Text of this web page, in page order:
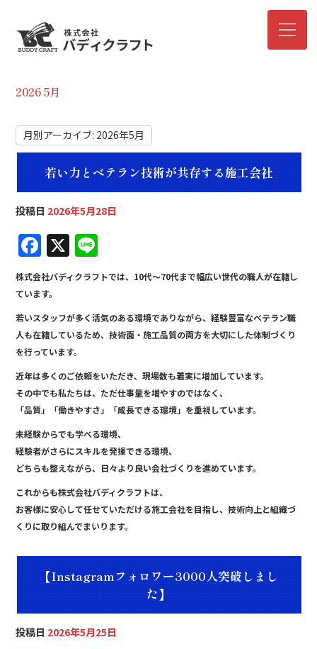
2026 5月
月別アーカイブ: 2026年5月
若い力とベテラン技術が共存する施工会社
投稿日 2026年5月28日
F
a
c
e
b
o
o
k
X
n
e
株式会社バディクラフトでは、10代〜70代まで幅広い世代の職人が在籍し
ています。
若いスタッフが多く活気のある環境でありながら、経験豊富なベテラン職
人も在籍しているため、技術面・施工品質の両方を大切にした体制づくり
を行っています。
近年は多くのご依頼をいただき、現場数も着実に増加しています。
その中でも私たちは、ただ仕事量を増やすのではなく、
「品質」「働きやすさ」「成長できる環境」を重視しています。
未経験からでも学べる環境、
経験者がさらにスキルを発揮できる環境、
どちらも整えながら、日々より良い会社づくりを進めています。
これからも株式会社バディクラフトは、
お客様に安心して任せていただける施工会社を目指し、技術向上と組織づ
くりに取り組んでまいります。
【Instagramフォロワー3000人突破しまし
た】
投稿日 2026年5月25日